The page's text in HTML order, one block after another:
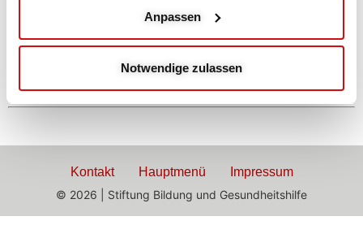
Anpassen
Notwendige zulassen
mit Gaby
Kontakt Hauptmenü
Impressum
© 2026 | Stiftung Bildung und Gesundheitshilfe